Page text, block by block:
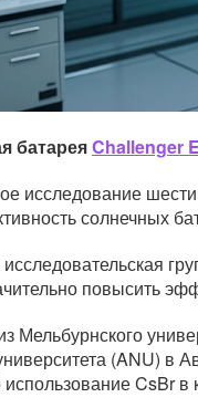
батареяChallenger
исследование
солнечных
повысить
Мельбурнского
(ANU) в
CsBr